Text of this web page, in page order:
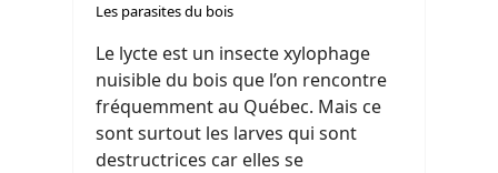
Les parasites du bois
Le lycte est un insecte xylophage
nuisible du bois que l’on rencontre
fréquemment au Québec. Mais ce
sont surtout les larves qui sont
destructrices car elles se